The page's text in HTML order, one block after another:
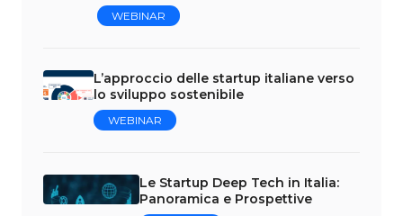
WEBINAR
L’approccio delle startup italiane verso
lo sviluppo sostenibile
WEBINAR
Le Startup Deep Tech in Italia:
Panoramica e Prospettive